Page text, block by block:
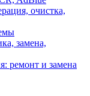
очистка,
замена,
ремонт и замена